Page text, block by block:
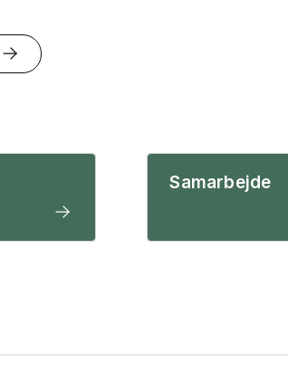
Samarbejde